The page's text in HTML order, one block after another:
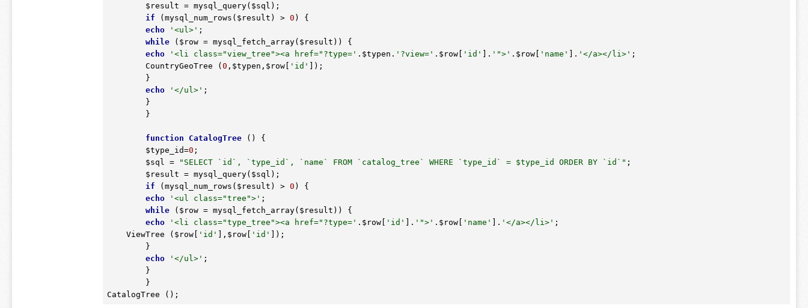
$result = mysql_query( $sql );
if (mysql_num_rows( $result ) > 0 ) {
echo
'<ul>' ;
while ( $row = mysql_fetch_array( $result )) {
echo
'<li class="view_tree"><a href="?type=' . $typen . '?view=' . $row[ 'id' ]. '">' . $row[ 'name' ]. '</a></li>' ;
	CountryGeoTree (
0 , $typen , $row[ 'id' ]);
echo
'</ul>' ;
function CatalogTree ()
{
$type_id=0 ;
$sql
= "SELECT `id`, `type_id`, `name` FROM `catalog_tree` WHERE `type_id` = $type_id ORDER BY `id`" ;
$result = mysql_query( $sql );
if (mysql_num_rows( $result ) > 0 ) {
echo
'<ul class="tree">' ;
while ( $row = mysql_fetch_array( $result )) {
echo
'<li class="type_tree"><a href="?type=' . $row[ 'id' ]. '">' . $row[ 'name' ]. '</a></li>' ;
ViewTree ( $row[ 'id' ], $row[ 'id' ]);
echo
'</ul>' ;
CatalogTree ();